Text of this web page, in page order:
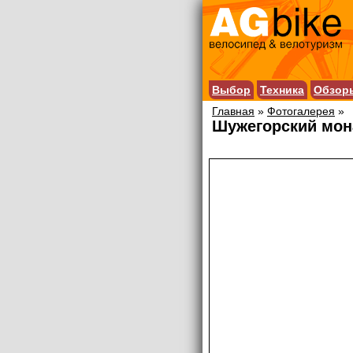
Выбор Техника
Главная » Фотогалерея »
Шужегорский